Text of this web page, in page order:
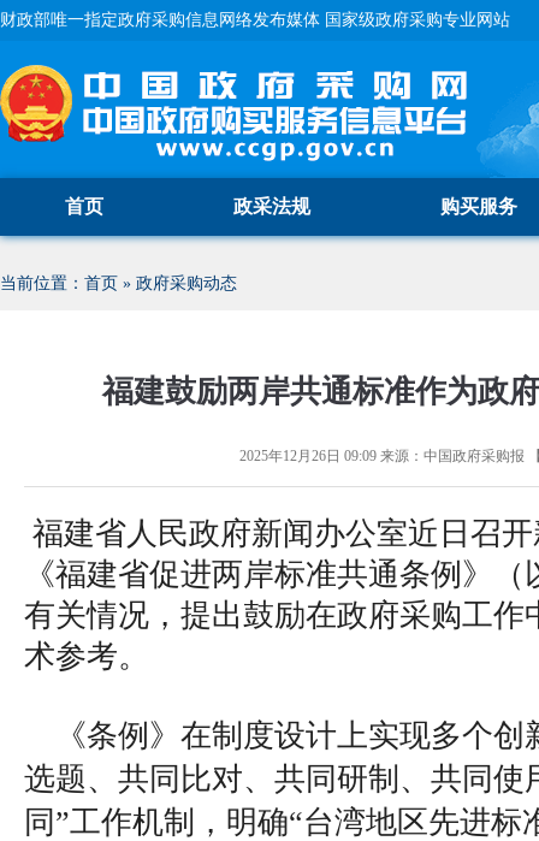
财政部唯一指定政府采购信息网络发布媒体 国家级政府采购专业网站
首页 政采法规 购买服务
当前位置： 首页 » 政府采购动态
福建鼓励两岸共通标准作为政
2025年12月26日 09:09来源： 中国政府采购报
福建省人民政府新闻办公室近日召
《福建省促进两岸标准共通条例》
有关情况，提出鼓励在政府采购工作
术参考。
《条例》在制度设计上实现多个
选题、共同比对、共同研制、共同使
同”工作机制，明确“台湾地区先进标